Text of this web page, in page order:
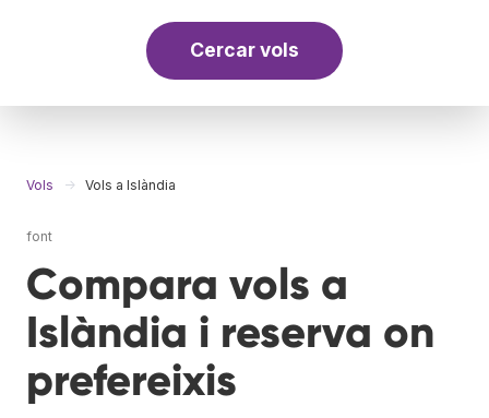
Cercar vols
Vols Vols a Islàndia
font
Compara vols a
Islàndia i reserva on
prefereixis